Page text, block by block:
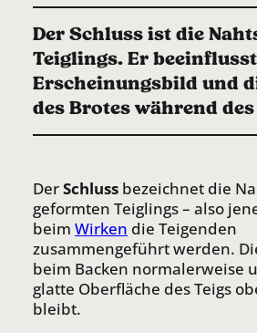
Der Schluss ist die
Teiglings. Er
Erscheinungsbild und
des Brotes während
DerSchluss bezeichnet die
geformten Teiglings – also
beim Wirken die Teigenden
zusammengeführt werden.
beim Backen normalerweise
glatte Oberfläche des Teigs
bleibt.